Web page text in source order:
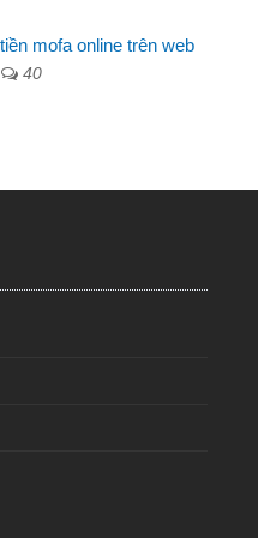
trả
mofa online trên web
40